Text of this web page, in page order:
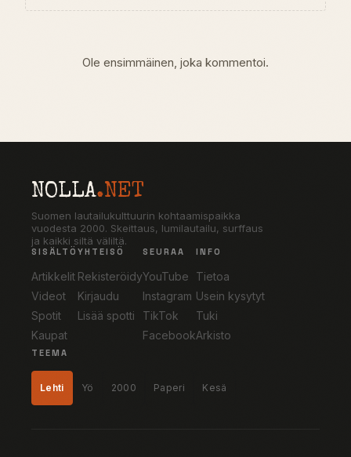
Ole ensimmäinen, joka kommentoi.
NOLLA.NET
Suomen lautailukulttuurin kohtaamispaikka
vuodesta 2000. Skeittaus, lumilautailu, surffaus
ja kaikki siltä väliltä.
SISÄLTÖ
Artikkelit
Videot
Spotit
Kaupat
YHTEISÖ
Rekisteröidy
Kirjaudu
Lisää spotti
SEURAA
YouTube
Instagram
TikTok
Facebook
INFO
Tietoa
Usein kysytyt
Tuki
Arkisto
TEEMA
Lehti Yö 2000 Paperi Kesä